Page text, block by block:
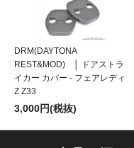
DRM(DAYTONA
REST&MOD) │ ドアストラ
イカー カバー - フェアレディ
Z Z33
3,000円(税抜)